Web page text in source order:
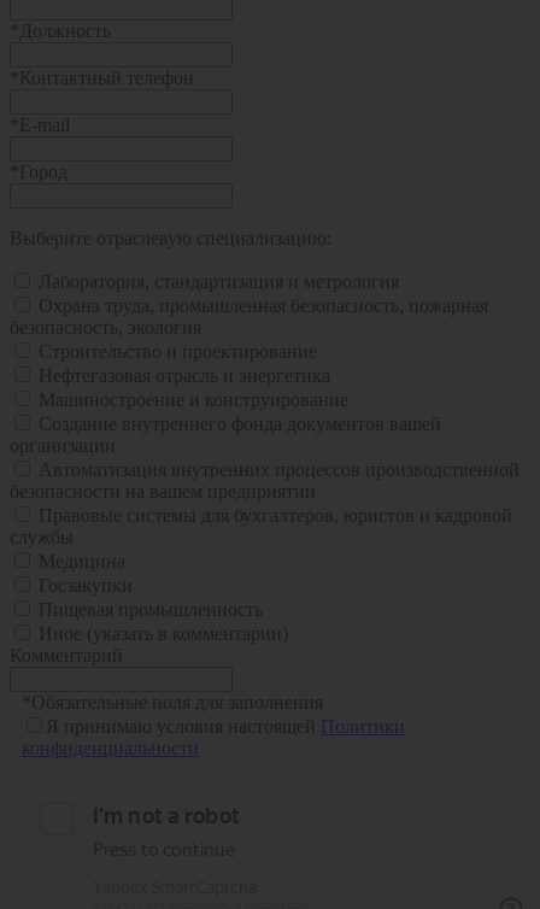
Должность
Контактный телефон
E-mail
Город
Выберите отраслевую специализацию:
Лаборатория, стандартизация и метрология
Охрана труда, промышленная безопасность, пожарная
безопасность, экология
Строительство и проектирование
Нефтегазовая отрасль и энергетика
Машиностроение и конструирование
Создание внутреннего фонда документов вашей
организации
Автоматизация внутренних процессов производственной
безопасности на вашем предприятии
Правовые системы для бухгалтеров, юристов и кадровой
службы
Медицина
Госзакупки
Пищевая промышленность
Иное (указать в комментарии)
Комментарий
Обязательные поля для заполнения
Я принимаю условия настоящей Политики
конфиденциальности